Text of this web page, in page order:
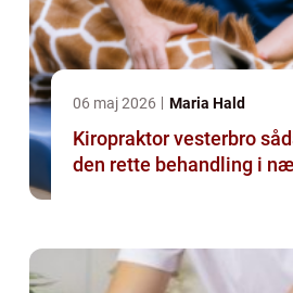
06 maj 2026 Maria Hald
Kiropraktor vesterbro sådan finder du
den rette behandling i